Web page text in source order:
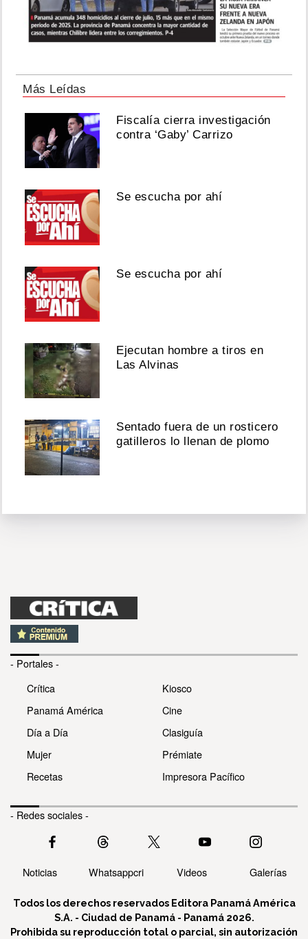
Más Leídas
Fiscalía cierra investigación
contra ‘Gaby’ Carrizo
Se escucha por ahí
Se escucha por ahí
Ejecutan hombre a tiros en
Las Alvinas
Sentado fuera de un rosticero
gatilleros lo llenan de plomo
- Portales -
Crítica
Panamá América
Día a Día
Mujer
Recetas
Kiosco
Cine
Clasiguía
Prémiate
Impresora Pacífico
- Redes sociales -
Noticias Whatsappcri Videos Galerías
Todos los derechos reservados Editora Panamá América
S.A. - Ciudad de Panamá - Panamá 2026.
Prohibida su reproducción total o parcial, sin autorización